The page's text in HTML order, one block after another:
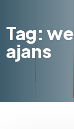
Tag:
ajans